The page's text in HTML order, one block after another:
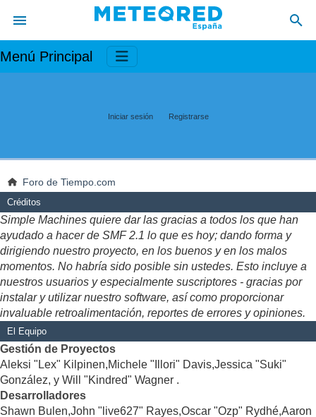
Menú Principal
Iniciar sesión Registrarse
Foro de Tiempo.com
Créditos
Simple Machines quiere dar las gracias a todos los que han
ayudado a hacer de SMF 2.1 lo que es hoy; dando forma y
dirigiendo nuestro proyecto, en los buenos y en los malos
momentos. No habría sido posible sin ustedes. Esto incluye a
nuestros usuarios y especialmente suscriptores - gracias por
instalar y utilizar nuestro software, así como proporcionar
invaluable retroalimentación, reportes de errores y opiniones.
El Equipo
Gestión de Proyectos
Aleksi "Lex" Kilpinen,Michele "Illori" Davis,Jessica "Suki"
González, y Will "Kindred" Wagner .
Desarrolladores
Shawn Bulen,John "live627" Rayes,Oscar "Ozp" Rydhé,Aaron